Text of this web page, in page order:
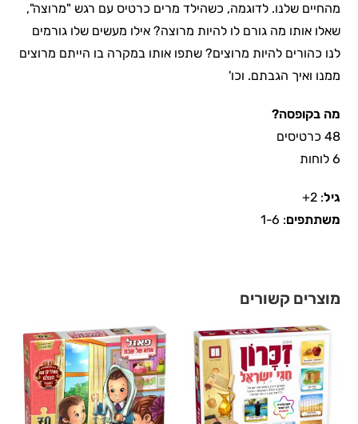
מהחיים שלנו. לדוגמה, כשהילד מרים כרטיס עם רגש "מרוצה",
שאלו אותו מה גורם לו להיות מרוצה? אילו מעשים שלו גורמים
לנו כהורים להיות מרוצים? שתפו אותו במקרה בו הייתם מרוצים
ממנו ואיך הגבתם. וכו'
מה בקופסה?
48 כרטיסים
6 לוחות
גיל: 2+
משתתפים: 1-6
מוצרים קשורים